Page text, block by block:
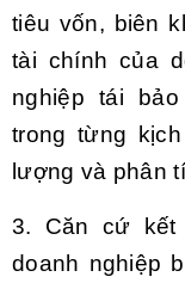
tiêu vốn, biên
tài chính của
nghiệp tái
trong từng
lượng và phân
3. Căn cứ kết
doanh nghiệp